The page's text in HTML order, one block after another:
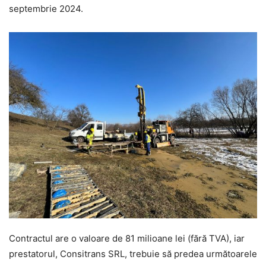
septembrie 2024.
Contractul are o valoare de 81 milioane lei (fără TVA), iar
prestatorul, Consitrans SRL, trebuie să predea următoarele